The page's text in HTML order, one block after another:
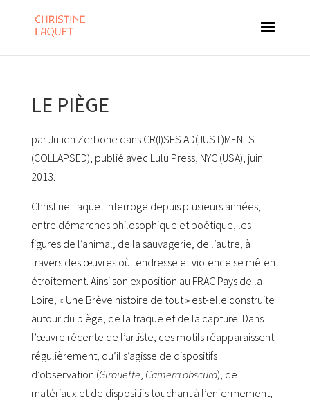
LE PIÈGE
par Julien Zerbone dans CR(I)SES AD(JUST)MENTS
(COLLAPSED), publié avec Lulu Press, NYC (USA), juin
2013.
Christine Laquet interroge depuis plusieurs années,
entre démarches philosophique et poétique, les
figures de l’animal, de la sauvagerie, de l’autre, à
travers des œuvres où tendresse et violence se mêlent
étroitement. Ainsi son exposition au FRAC Pays de la
Loire, « Une Brève histoire de tout » est-elle construite
autour du piège, de la traque et de la capture. Dans
l’œuvre récente de l’artiste, ces motifs réapparaissent
régulièrement, qu’il s’agisse de dispositifs
d’observation (Girouette, Camera obscura), de
matériaux et de dispositifs touchant à l’enfermement,